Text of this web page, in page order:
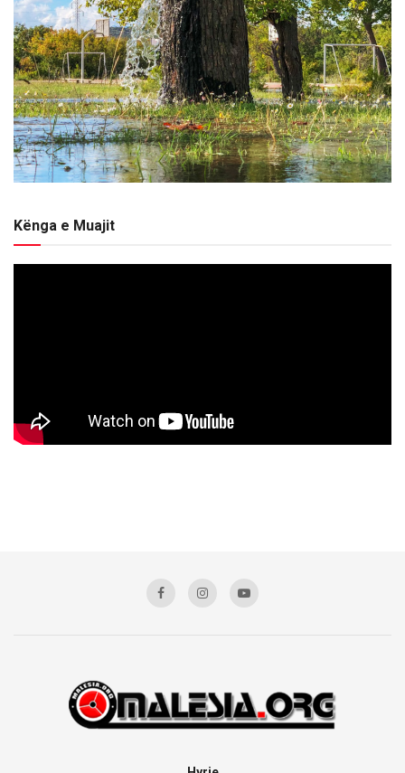
Kënga e Muajit